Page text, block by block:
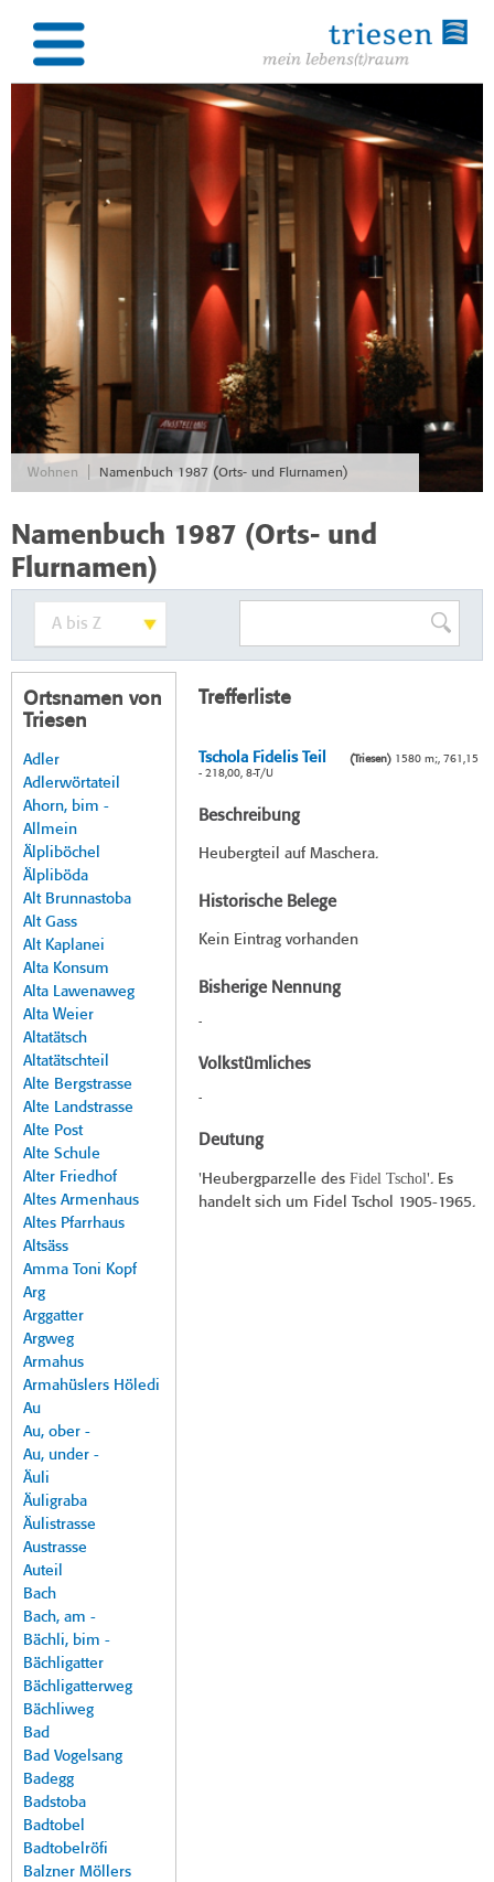
Wohnen Namenbuch 1987 (Orts- und Flurnamen)
Namenbuch 1987 (Orts- und
Flurnamen)
Ortsnamen von
Triesen
Adler
Adlerwörtateil
Ahorn, bim -
Allmein
Älpliböchel
Älpliböda
Alt Brunnastoba
Alt Gass
Alt Kaplanei
Alta Konsum
Alta Lawenaweg
Alta Weier
Altatätsch
Altatätschteil
Alte Bergstrasse
Alte Landstrasse
Alte Post
Alte Schule
Alter Friedhof
Altes Armenhaus
Altes Pfarrhaus
Altsäss
Amma Toni Kopf
Arg
Arggatter
Argweg
Armahus
Armahüslers Höledi
Au
Au, ober -
Au, under -
Äuli
Äuligraba
Äulistrasse
Austrasse
Auteil
Bach
Bach, am -
Bächli, bim -
Bächligatter
Bächligatterweg
Bächliweg
Bad
Bad Vogelsang
Badegg
Badstoba
Badtobel
Badtobelröfi
Balzner Möllers
Trefferliste
Tschola Fidelis Teil (Triesen)1580 m;, 761,15
- 218,00, 8-T/U
Beschreibung
Heubergteil auf Maschera.
Historische Belege
Kein Eintrag vorhanden
Bisherige Nennung
-
Volkstümliches
-
Deutung
'Heubergparzelle des Fidel Tschol'. Es
handelt sich um Fidel Tschol 1905-1965.